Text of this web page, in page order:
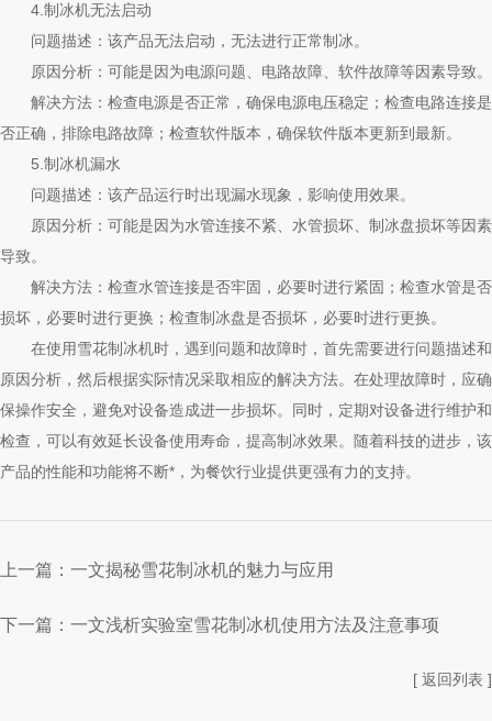
4.制冰机无法启动
问题描述：该产品无法启动，无法进行正常制冰。
原因分析：可能是因为电源问题、电路故障、软件故障等因素导致。
解决方法：检查电源是否正常，确保电源电压稳定；检查电路连接是
否正确，排除电路故障；检查软件版本，确保软件版本更新到最新。
5.制冰机漏水
问题描述：该产品运行时出现漏水现象，影响使用效果。
原因分析：可能是因为水管连接不紧、水管损坏、制冰盘损坏等因素
导致。
解决方法：检查水管连接是否牢固，必要时进行紧固；检查水管是否
损坏，必要时进行更换；检查制冰盘是否损坏，必要时进行更换。
在使用雪花制冰机时，遇到问题和故障时，首先需要进行问题描述和
原因分析，然后根据实际情况采取相应的解决方法。在处理故障时，应确
保操作安全，避免对设备造成进一步损坏。同时，定期对设备进行维护和
检查，可以有效延长设备使用寿命，提高制冰效果。随着科技的进步，该
产品的性能和功能将不断*，为餐饮行业提供更强有力的支持。
上一篇： 一文揭秘雪花制冰机的魅力与应用
下一篇： 一文浅析实验室雪花制冰机使用方法及注意事项
[ 返回列表 ]